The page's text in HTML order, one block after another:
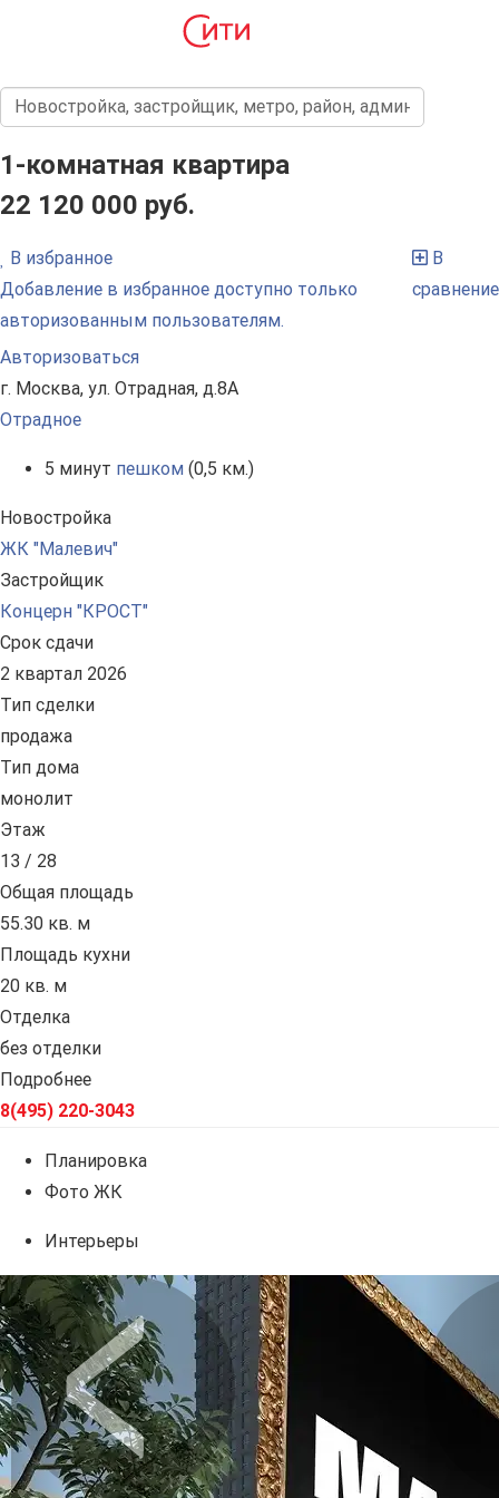
1-комнатная квартира
22 120 000 руб.
В избранное
Добавление в избранное доступно только
авторизованным пользователям.
Авторизоваться
В
сравнение
г. Москва, ул. Отрадная, д.8А
Отрадное
5 минут пешком (0,5 км.)
Новостройка
ЖК "Малевич"
Застройщик
Концерн "КРОСТ"
Срок сдачи
2 квартал 2026
Тип сделки
продажа
Тип дома
монолит
Этаж
13 / 28
Общая площадь
55.30 кв. м
Площадь кухни
20 кв. м
Отделка
без отделки
Подробнее
8(495) 220-3043
Планировка
Фото ЖК
Интерьеры